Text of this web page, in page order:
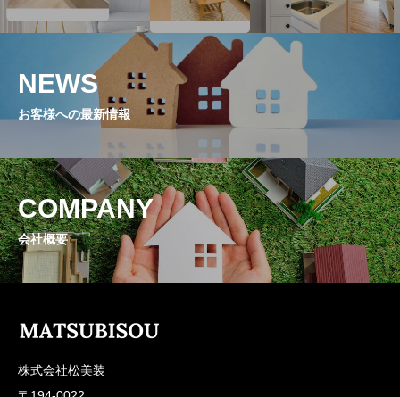
NEWS
お客様への最新情報
COMPANY
会社概要
株式会社松美装